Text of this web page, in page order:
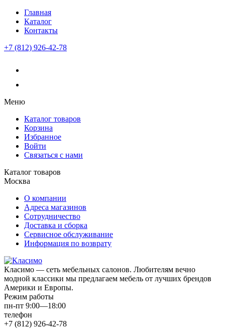
Главная
Каталог
Контакты
+7 (812) 926-42-78
Меню
Каталог товаров
Корзина
Избранное
Войти
Связаться с нами
Каталог товаров
Москва
О компании
Адреса магазинов
Сотрудничество
Доставка и сборка
Сервисное обслуживание
Информация по возврату
Класимо — cеть мебельных салонов. Любителям вечно
модной классики мы предлагаем мебель от лучших брендов
Америки и Европы.
Режим работы
пн-пт 9:00—18:00
телефон
+7 (812) 926-42-78